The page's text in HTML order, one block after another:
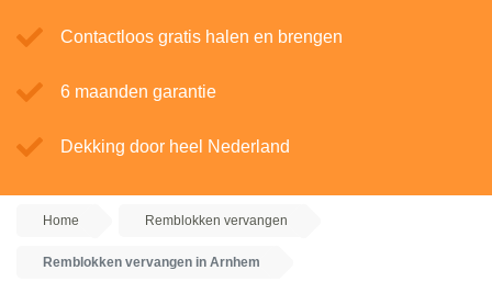
Contactloos gratis halen en brengen
6 maanden garantie
Dekking door heel Nederland
Home Remblokken vervangen
Remblokken vervangen in Arnhem